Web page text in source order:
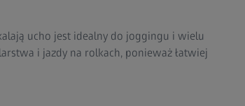
ucho jest idealny do joggingu i wielu
i jazdy na rolkach, ponieważ łatwiej